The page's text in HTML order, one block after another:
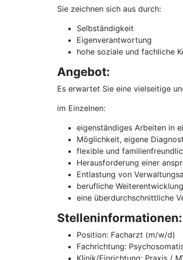
Sie zeichnen sich aus durch:
Selbständigkeit
Eigenverantwortung
hohe soziale und fachliche
Angebot:
Es erwartet Sie eine vielseitige
im Einzelnen:
eigenständiges Arbeiten in
Möglichkeit, eigene
flexible und
Herausforderung einer
Entlastung von
berufliche
eine überdurchschnittliche
Stelleninformationen:
Position: Facharzt (m/w/d)
Fachrichtung:
Klinik/Einrichtung: Praxis /